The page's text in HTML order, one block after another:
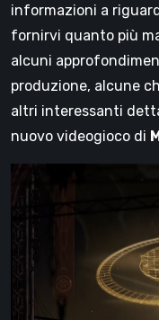
informazioni a
fornirvi quanto più
alcuni
produzione, alcune
altri interessanti
nuovo videogioco di